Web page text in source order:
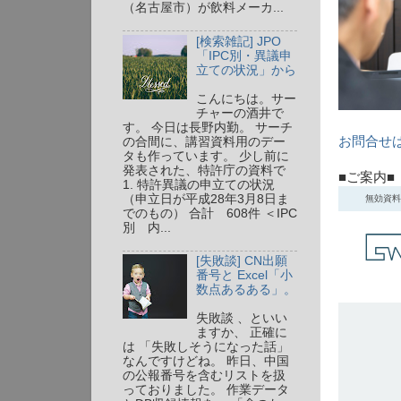
お問合せ
■ご案内■
（名古屋市）が飲料メーカ...
[検索雑記] JPO
「IPC別・異議申
立ての状況」から
こんにちは。サー
チャーの酒井で
す。 今日は長野内勤。 サーチ
の合間に、講習資料用のデー
タも作っています。 少し前に
発表された、特許庁の資料で
1. 特許異議の申立ての状況
（申立日が平成28年3月8日ま
でのもの） 合計 608件 ＜IPC
別 内...
[失敗談] CN出願
番号と Excel「小
数点あるある」。
失敗談 、といい
ますか、 正確に
は 「失敗しそうになった話」
なんですけどね。 昨日、中国
の公報番号を含むリストを扱
っておりました。 作業データ